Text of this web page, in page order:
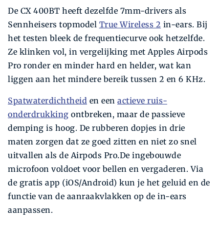
De CX 400BT heeft dezelfde 7mm-drivers als
Sennheisers topmodel True Wireless 2 in-ears. Bij
het testen bleek de frequentiecurve ook hetzelfde.
Ze klinken vol, in vergelijking met ­Apples Airpods
Pro ronder en minder hard en helder, wat kan
liggen aan het mindere bereik tussen 2 en 6 KHz.
Spatwaterdichtheid en een actieve ruis­
onderdrukking ontbreken, maar de passieve
demping is hoog. De rubberen dopjes in drie
maten zorgen dat ze goed zitten en niet zo snel
uitvallen als de Airpods Pro.De ingebouwde
microfoon voldoet voor bellen en vergaderen. Via
de gratis app (iOS/Android) kun je het geluid en de
functie van de aanraakvlakken op de in-ears
aanpassen.